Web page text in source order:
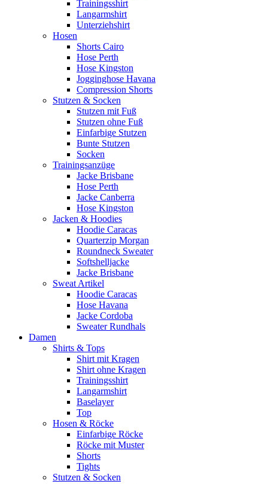
Trainingsshirt
Langarmshirt
Unterziehshirt
Hosen
Shorts Cairo
Hose Perth
Hose Kingston
Jogginghose Havana
Compression Shorts
Stutzen & Socken
Stutzen mit Fuß
Stutzen ohne Fuß
Einfarbige Stutzen
Bunte Stutzen
Socken
Trainingsanzüge
Jacke Brisbane
Hose Perth
Jacke Canberra
Hose Kingston
Jacken & Hoodies
Hoodie Caracas
Quarterzip Morgan
Roundneck Sweater
Softshelljacke
Jacke Brisbane
Sweat Artikel
Hoodie Caracas
Hose Havana
Jacke Cordoba
Sweater Rundhals
Damen
Shirts & Tops
Shirt mit Kragen
Shirt ohne Kragen
Trainingsshirt
Langarmshirt
Baselayer
Top
Hosen & Röcke
Einfarbige Röcke
Röcke mit Muster
Shorts
Tights
Stutzen & Socken